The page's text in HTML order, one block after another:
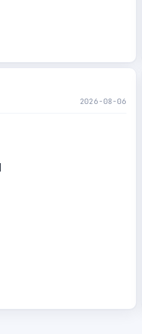
2026-08-06